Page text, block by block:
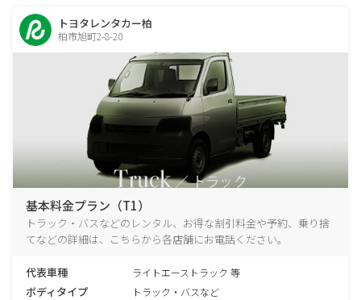
トヨタレンタカー柏
柏市旭町2-8-20
基本料金プラン（T1）
トラック・バスなどのレンタル、お得な割引料金や予約、乗り捨
てなどの詳細は、こちらから各店舗にお電話ください。
代表車種 ライトエーストラック 等
ボディタイプ トラック・バスなど